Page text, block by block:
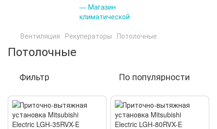
Вентиляция Рекуператоры Потолочные
Потолочные
Фильтр По популярности